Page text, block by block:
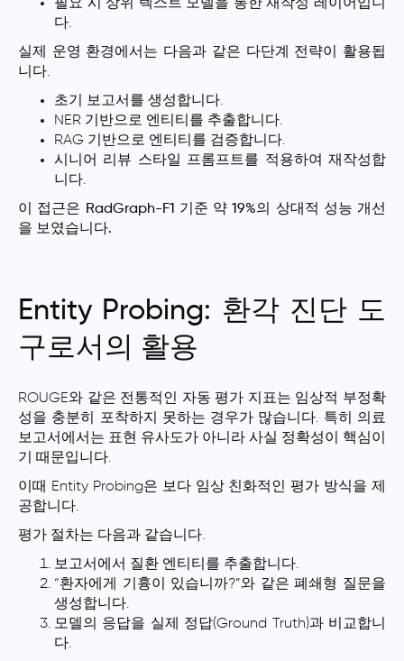
필요 시 상위 텍스트 모델을 통한 재작성 레이어입니
다.
실제 운영 환경에서는 다음과 같은 다단계 전략이 활용됩
니다.
초기 보고서를 생성합니다.
NER 기반으로 엔티티를 추출합니다.
RAG 기반으로 엔티티를 검증합니다.
시니어 리뷰 스타일 프롬프트를 적용하여 재작성합
니다.
이 접근은 RadGraph-F1 기준 약 19%의 상대적 성능 개선
을 보였습니다.
Entity Probing: 환각 진단 도
구로서의 활용
ROUGE와 같은 전통적인 자동 평가 지표는 임상적 부정확
성을 충분히 포착하지 못하는 경우가 많습니다. 특히 의료
보고서에서는 표현 유사도가 아니라 사실 정확성이 핵심이
기 때문입니다.
이때 Entity Probing은 보다 임상 친화적인 평가 방식을 제
공합니다.
평가 절차는 다음과 같습니다.
보고서에서 질환 엔티티를 추출합니다.
“환자에게 기흉이 있습니까?”와 같은 폐쇄형 질문을
생성합니다.
모델의 응답을 실제 정답(Ground Truth)과 비교합니
다.